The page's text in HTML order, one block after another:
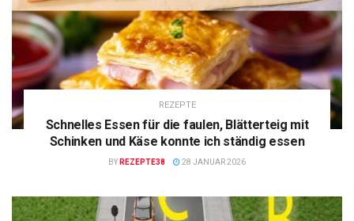
REZEPTE
Schnelles Essen für die faulen, Blätterteig mit
Schinken und Käse konnte ich ständig essen
BY REZEPTE38 28 JANUAR 2026